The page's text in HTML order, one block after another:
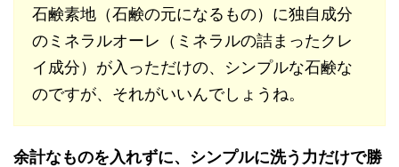
石鹸素地（石鹸の元になるもの）に独自成分
のミネラルオーレ（ミネラルの詰まったクレ
イ成分）が入っただけの、シンプルな石鹸な
のですが、それがいいんでしょうね。
余計なものを入れずに、シンプルに洗う力だけで勝